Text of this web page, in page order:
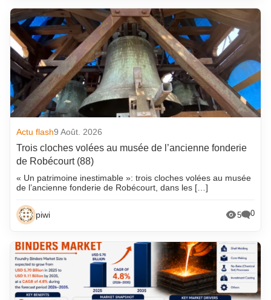
Actu flash9 Août. 2026
Trois cloches volées au musée de l’ancienne fonderie
de Robécourt (88)
« Un patrimoine inestimable »: trois cloches volées au musée
de l’ancienne fonderie de Robécourt, dans les […]
piwi 5 0